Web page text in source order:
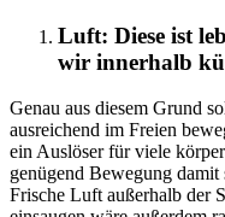
Luft: Diese ist
wir innerhalb
Genau aus diesem Grund
ausreichend im Freien
ein Auslöser für viele
genügend Bewegung
Frische Luft außerhalb der